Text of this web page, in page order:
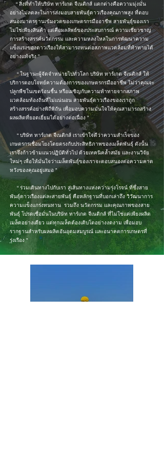
“ สิ่งที่ทำให้บริษัท ทาร์เกต จีเนติกส์ แตกต่างคือความมุ่งมั่น
อย่างไม่ลดละในการส่งมอบสายพันธุ์ดาวเรืองคุณภาพสูง ที่ตอบ
สนองมาตรฐานเข้มงวดของเกษตรกรมืออาชีพ สายพันธุ์ของเรา
ไม่ใช่เพียงสินค้า แต่คือผลลัพธ์ของประสบการณ์ ความเชี่ยวชาญ
การสร้างสรรค์นวัตกรรม และความหลงใหลในการพัฒนาความ
แข็งแรงของดาวเรืองให้สามารถทนต่อสภาพแวดล้อมที่ท้าทายได้
อย่างแท้จริง ”
“ ในฐานะผู้จัดจำหน่ายไปทั่วโลก บริษัท ทาร์เกต จีเนติกส์ ให้
บริการตอบโจทย์ความต้องการของเกษตรกรมืออาชีพ ไม่ว่าคุณจะ
ปลูกพืชในเขตร้อนชื้น หรือเผชิญกับความท้าทายจากสภาพ
แวดล้อมท้องถิ่นที่ไม่แน่นอน สายพันธุ์ดาวเรืองของเราถูก
สร้างสรรค์อย่างพิถีพิถัน เพื่อมอบความมั่นใจให้คุณสามารถสร้าง
ผลผลิตที่ยอดเยี่ยมได้อย่างต่อเนื่อง ”
“ บริษัท ทาร์เกต จีเนติกส์ เราเข้าใจดีว่าความสำเร็จของ
เกษตรกรเชื่อมโยงโดยตรงกับประสิทธิภาพของเมล็ดพันธุ์ ดังนั้น
เราจึงก้าวข้ามแนวปฏิบัติทั่วไป ด้วยเทคนิคล้ำสมัย และงานวิจัย
ใหม่ๆ เพื่อให้มั่นใจว่าเมล็ดพันธุ์ของเราจะตอบสนองต่อความคาด
หวังของคุณอยู่เสมอ ”
“ ร่วมเดินทางไปกับเรา สู่เส้นทางแห่งความรุ่งโรจน์ ที่ซึ่งสาย
พันธุ์ดาวเรืองแต่ละสายพันธุ์ คือหลักฐานที่บอกเล่าถึง วิวัฒนาการ
ความแข็งแกร่งทนทาน รวมถึง นวัตกรรม และคุณภาพของสาย
พันธุ์ โปรดเชื่อมั่นในบริษัท ทาร์เกต จีเนติกส์ ที่ไม่ใช่แค่เพียงผลิต
เมล็ดอย่างเดียว แต่ทุกเมล็ดต้องเติบโตอย่างงดงาม เพื่อมอบ
รากฐานสำหรับผลผลิตอันอุดมสมบูรณ์ และอนาคตการเกษตรที่
รุ่งเรือง ”